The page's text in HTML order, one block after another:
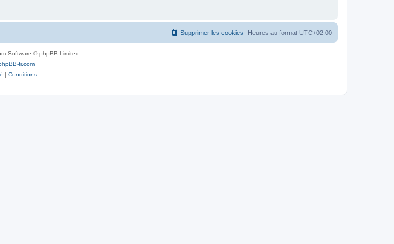
Heures au format UTC+02:00
Supprimer les cookies
Software © phpBB Limited
fr.com
| Conditions